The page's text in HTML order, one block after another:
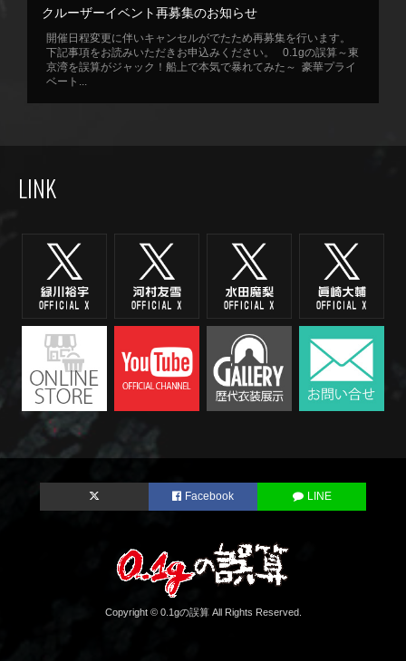
クルーザーイベント再募集のお知らせ
開催日程変更に伴いキャンセルがでたため再募集を行います。
下記事項をお読みいただきお申込みください。 0.1gの誤算～東
京湾を誤算がジャック！船上で本気で暴れてみた～ 豪華プライ
ベート...
LINK
Facebook LINE
Copyright © 0.1gの誤算 All Rights Reserved.